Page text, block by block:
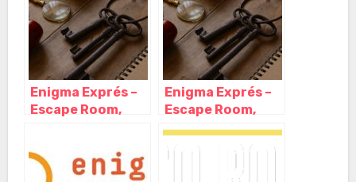
Enigma Exprés –
Escape Room,
Enigma Exprés –
Escape Room,
Madrid – Madrid